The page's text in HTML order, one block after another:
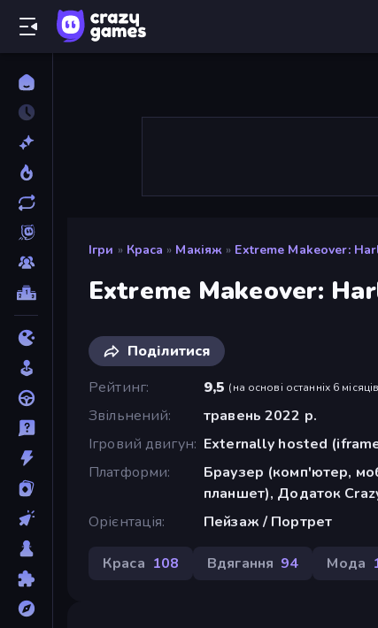
Ігри » Краса » Макіяж » Extreme Makeover:
Extreme Makeover:
Поділитися
Рейтинг
9,5 (на основі останніх 6 місяців
Звільнений
травень 2022 р.
Ігровий двигун Externally hosted
Платформи
Браузер (комп'ютер,
планшет), Додаток
Орієнтація
Пейзаж / Портрет
Краса 108 Вдягання 94 Мода